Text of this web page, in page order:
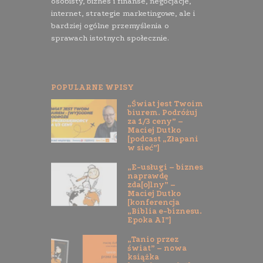
internet, strategie marketingowe, ale i
bardziej ogólne przemyślenia o
sprawach istotnych społecznie.
POPULARNE WPISY
„Świat jest Twoim
biurem. Podróżuj
za 1/3 ceny” –
Maciej Dutko
[podcast „Złapani
w sieć”]
„E-usługi – biznes
naprawdę
zda[o]lny” –
Maciej Dutko
[konferencja
„Biblia e-biznesu.
Epoka AI”]
„Tanio przez
świat” – nowa
książka